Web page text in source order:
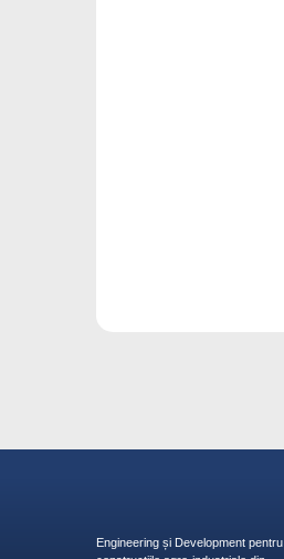
Engineering și Development pentru